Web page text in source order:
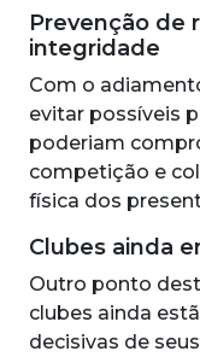
Prevenção de
integridade
Com o
evitar possíveis
poderiam
competição e
física dos
Clubes ainda
Outro ponto
clubes ainda
decisivas de